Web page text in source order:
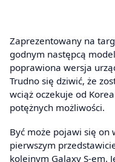
Zaprezentowany na
godnym następcą
poprawiona wersja
Trudno się dziwić, że
wciąż oczekuje od
potężnych możliwości.
Być może pojawi się on
pierwszym
kolejnym Galaxy S-em.